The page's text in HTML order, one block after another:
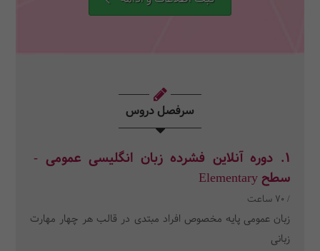
سرفصل دروس
1. دوره آنلاین فشرده زبان انگلیسی عمومی -
سطح Elementary
/ 70 ساعت
زبان عمومی پایه مخصوص افراد مبتدی در قالب هر چهار مهارت
زبانی